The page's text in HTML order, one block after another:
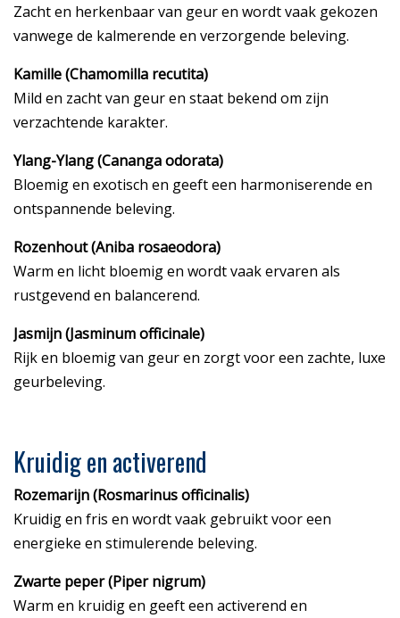
Zacht en herkenbaar van geur en wordt vaak gekozen
vanwege de kalmerende en verzorgende beleving.
Kamille (Chamomilla recutita)
Mild en zacht van geur en staat bekend om zijn
verzachtende karakter.
Ylang-Ylang (Cananga odorata)
Bloemig en exotisch en geeft een harmoniserende en
ontspannende beleving.
Rozenhout (Aniba rosaeodora)
Warm en licht bloemig en wordt vaak ervaren als
rustgevend en balancerend.
Jasmijn (Jasminum officinale)
Rijk en bloemig van geur en zorgt voor een zachte, luxe
geurbeleving.
Kruidig en activerend
Rozemarijn (Rosmarinus officinalis)
Kruidig en fris en wordt vaak gebruikt voor een
energieke en stimulerende beleving.
Zwarte peper (Piper nigrum)
Warm en kruidig en geeft een activerend en